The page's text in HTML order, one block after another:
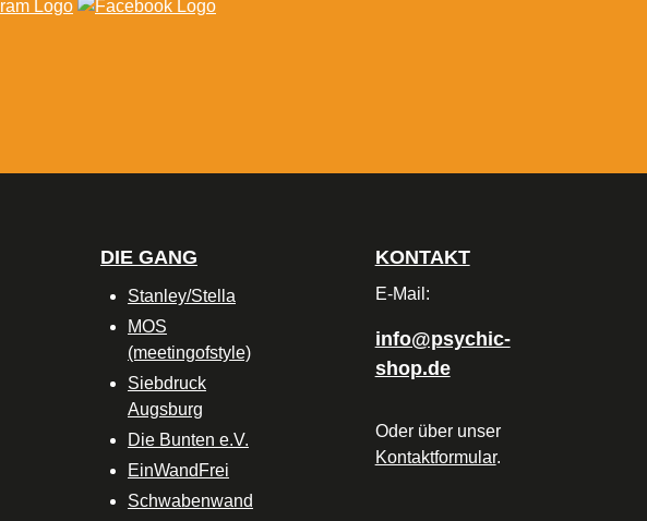
DIE GANG
Stanley/Stella
MOS
(meetingofstyle)
Siebdruck
Augsburg
Die Bunten e.V.
EinWandFrei
Schwabenwand
KONTAKT
E-Mail:
info@psychic-
shop.de
Oder über unser
Kontaktformular.